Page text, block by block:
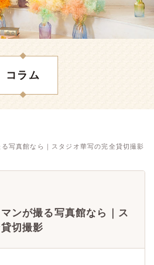
コラム
写真館なら｜スタジオ華写の完全貸切撮影
ンが撮る写真館なら｜ス
切撮影